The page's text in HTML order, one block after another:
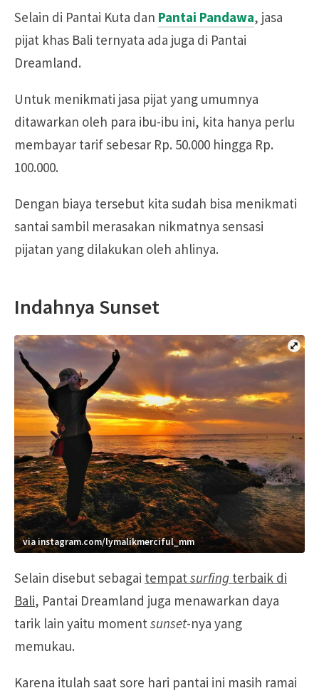
Selain di Pantai Kuta dan Pantai Pandawa, jasa
pijat khas Bali ternyata ada juga di Pantai
Dreamland.
Untuk menikmati jasa pijat yang umumnya
ditawarkan oleh para ibu-ibu ini, kita hanya perlu
membayar tarif sebesar Rp. 50.000 hingga Rp.
100.000.
Dengan biaya tersebut kita sudah bisa menikmati
santai sambil merasakan nikmatnya sensasi
pijatan yang dilakukan oleh ahlinya.
Indahnya Sunset
via instagram.com/lymalikmerciful_mm
Selain disebut sebagai tempatsurfing terbaik di
Bali, Pantai Dreamland juga menawarkan daya
tarik lain yaitu momentsunset-nya yang
memukau.
Karena itulah saat sore hari pantai ini masih ramai